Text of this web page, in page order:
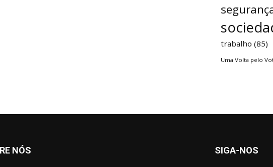
trabalho (85)
Uma Volta pelo
NÓS SIGA-NOS